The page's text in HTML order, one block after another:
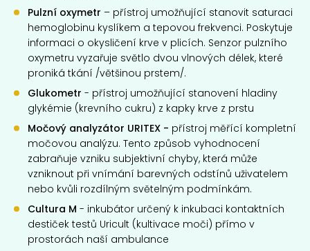
Pulzní oxymetr – přístroj umožňující stanovit saturaci
hemoglobinu kyslíkem a tepovou frekvenci. Poskytuje
informaci o okysličení krve v plicích. Senzor pulzního
oxymetru vyzařuje světlo dvou vlnových délek, které
proniká tkání /většinou prstem/.
Glukometr - přístroj umožňující stanovení hladiny
glykémie (krevního cukru) z kapky krve z prstu
Močový analyzátor URITEX - přístroj měřící kompletní
močovou analýzu. Tento způsob vyhodnocení
zabraňuje vzniku subjektivní chyby, která může
vzniknout při vnímání barevných odstínů uživatelem
nebo kvůli rozdílným světelným podmínkám.
Cultura M - inkubátor určený k inkubaci kontaktních
destiček testů Uricult (kultivace moči) přímo v
prostorách naší ambulance